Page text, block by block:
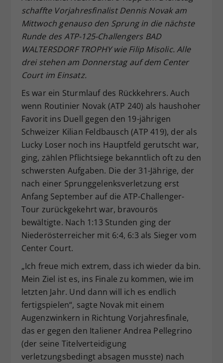
schaffte Vorjahresfinalist Dennis Novak am
Mittwoch genauso den Sprung in die nächste
Runde des ATP-125-Challengers BAD
WALTERSDORF TROPHY wie Filip Misolic. Alle
drei stehen am Donnerstag auf dem Center
Court im Einsatz.
Es war ein Sturmlauf des Rückkehrers. Auch
wenn Routinier Novak (ATP 240) als haushoher
Favorit ins Duell gegen den 19-jährigen
Schweizer Kilian Feldbausch (ATP 419), der als
Lucky Loser noch ins Hauptfeld gerutscht war,
ging, zählen Pflichtsiege bekanntlich oft zu den
schwersten Aufgaben. Die der 31-Jährige, der
nach einer Sprunggelenksverletzung erst
Anfang September auf die ATP-Challenger-
Tour zurückgekehrt war, bravourös
bewältigte. Nach 1:13 Stunden ging der
Niederösterreicher mit 6:4, 6:3 als Sieger vom
Center Court.
„Ich freue mich extrem, dass ich wieder da bin.
Mein Ziel ist es, ins Finale zu kommen, wie im
letzten Jahr. Und dann will ich es endlich
fertigspielen“, sagte Novak mit einem
Augenzwinkern in Richtung Vorjahresfinale,
das er gegen den Italiener Andrea Pellegrino
(der seine Titelverteidigung
verletzungsbedingt absagen musste) nach
Zweck
Dieser Wert speichert Ihre Consent-
Einstellungen. Unter anderem eine
zufällig generierte ID, für die
historische Speicherung Ihrer
vorgenommen Einstellungen, falls der
Webseiten-Betreiber dies eingestellt
hat.